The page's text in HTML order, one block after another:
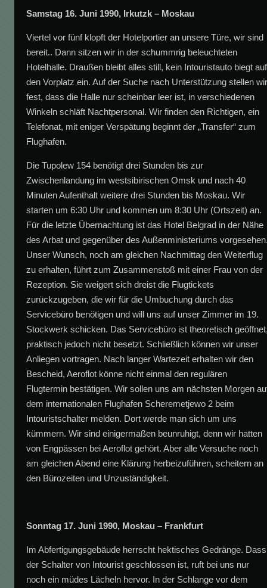
Samstag 16. Juni 1990, Irkutzk – Moskau
Viertel vor fünf klopft der Hotelportier an unsere Türe, wir sind
bereit.. Dann sitzen wir in der schummrig beleuchteten
Hotelhalle. Draußen bleibt alles still, kein Intouristauto biegt auf
den Vorplatz ein. Auf der Suche nach Unterstützung stellen
fest, dass die Halle nur scheinbar leer ist, in verschiedenen
Winkeln schläft Nachtpersonal. Wir finden den Richtigen, ein
Telefonat, mit eniger Verspätung beginnt der „Transfer“ zum
Flughafen.
Die Tupolew 154 benötigt drei Stunden bis zur
Zwischenlandung im westsibirischen Omsk und nach 40
Minuten Aufenthalt weitere drei Stunden bis Moskau. Wir
starten um 6:30 Uhr und kommen um 8:30 Uhr (Ortszeit) an.
Für die letzte Übernachtung ist das Hotel Belgrad in der Nähe
des Arbat und gegenüber des Außenministeriums
Unser Wunsch, noch am gleichen Nachmittag den Weiterflug
zu erhalten, führt zum Zusammenstoß mit einer Frau von der
Rezeption. Sie weigert sich dreist die Flugtickets
zurückzugeben, die wir für die Umbuchung durch das
Servicebüro benötigen und will uns auf unser Zimmer im 19.
Stockwerk schicken. Das Servicebüro ist theoretisch
praktisch jedoch nicht besetzt. Schließlich können wir unser
Anliegen vortragen. Nach langer Wartezeit erhalten wir den
Bescheid, Aeroflot könne nicht einmal den regulären
Flugtermin bestätigen. Wir sollen uns am nächsten Morgen
dem internationalen Flughafen Scheremetjewo 2 beim
Intouristschalter melden. Dort werde man sich um uns
kümmern. Wir sind einigermaßen beunruhigt, denn wir hatten
von Engpässen bei Aeroflot gehört. Aber alle Versuche noch
am gleichen Abend eine Klärung herbeizuführen, scheitern an
den Bürozeiten und Unzuständigkeit.
Sonntag 17. Juni 1990, Moskau – Frankfurt
Im Abfertigungsgebäude herrscht hektisches Gedränge. Dass
der Schalter von Intourist geschlossen ist, ruft bei uns nur
noch ein müdes Lächeln hervor. In der Schlange vor dem